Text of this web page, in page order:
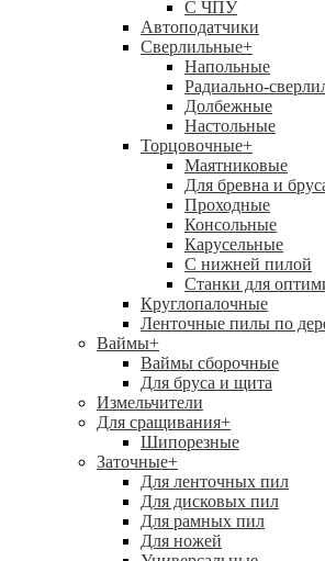
С ЧПУ
Автоподатчики
Сверлильные+
Напольные
Радиально-
Долбежные
Настольные
Торцовочные+
Маятниковые
Для бревна и
Проходные
Консольные
Карусельные
С нижней пилой
Станки для
Круглопалочные
Ленточные пилы по
Ваймы+
Ваймы сборочные
Для бруса и щита
Измельчители
Для сращивания+
Шипорезные
Заточные+
Для ленточных пил
Для дисковых пил
Для рамных пил
Для ножей